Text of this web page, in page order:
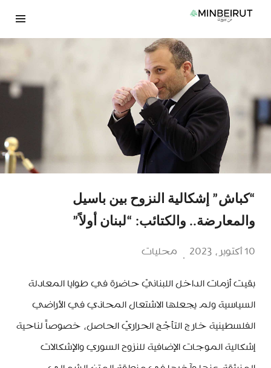
انتقل
“كباش” إشكالية النزوح بين باسيل
والمعارضة.. والكتائب: “لبنان أولاً”
10 أكتوبر، 2023 محليات
بقيت أزمات الداخل اللبنانيّ حاضرة في طوايا المعادلة
السياسية ولم يجعلها الاشتعال المحاذي في الأراضي
الفلسطينية خارج التأجّج الحراريّ الحاصل، خصوصاً لناحية
إشكالية الموجات الإضافية للنزوح السوري والإشكالات